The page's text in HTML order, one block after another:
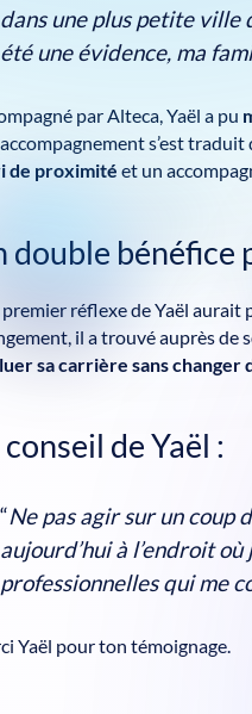
dans une plus petite ville
été une évidence, ma
par Alteca, Yaël a pu
s’est traduit
de proximité et un
double bénéfice
premier réflexe de Yaël
il a trouvé auprès de
sa carrière sans changer
conseil de Yaël :
“Ne pas agir sur un coup
aujourd’hui à l’endroit
professionnelles qui me
Yaël pour ton témoignage.